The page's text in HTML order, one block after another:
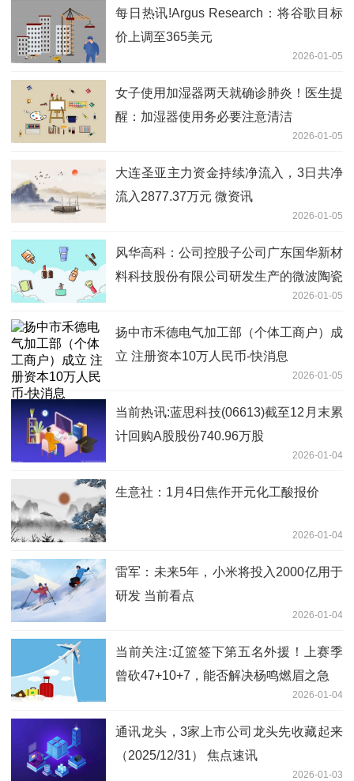
每日热讯!Argus Research：将谷歌目标
价上调至365美元
2026-01-05
女子使用加湿器两天就确诊肺炎！医生提
醒：加湿器使用务必要注意清洁
2026-01-05
大连圣亚主力资金持续净流入，3日共净
流入2877.37万元 微资讯
2026-01-05
风华高科：公司控股子公司广东国华新材
料科技股份有限公司研发生产的微波陶瓷
器件已应用于卫星终端 焦点要闻2026-01-05
扬中市禾德电气加工部（个体工商户）成
立 注册资本10万人民币-快消息
2026-01-05
当前热讯:蓝思科技(06613)截至12月末累
计回购A股股份740.96万股
2026-01-04
生意社：1月4日焦作开元化工酸报价
2026-01-04
雷军：未来5年，小米将投入2000亿用于
研发 当前看点
2026-01-04
当前关注:辽篮签下第五名外援！上赛季
曾砍47+10+7，能否解决杨鸣燃眉之急
2026-01-04
通讯龙头，3家上市公司龙头先收藏起来
（2025/12/31） 焦点速讯
2026-01-03